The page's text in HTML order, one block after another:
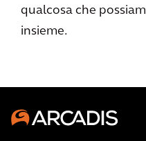
qualcosa che
insieme.